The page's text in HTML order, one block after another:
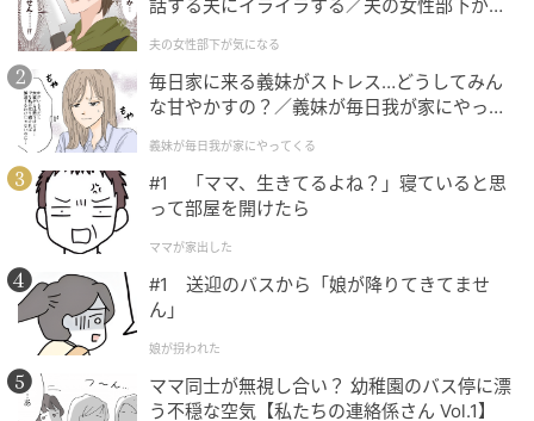
スタイリッシュで座り心地のよいソファが低価格で買えるから
です。店内が広く、商品数も多いのでじっくり選べることや、
実際に部屋に置いてあるイメージがしやすい商品展示をしてい
るのもポイントです。（33歳/女性）
第1位：ニトリ（170票）
そして第1位は、「ニトリ
ニトリは圧倒的な得票数でトップに選ばれています。
話する夫にイライラする／夫の女性部下が気
夫の女性部下が気になる
毎日家に来る義妹がストレス…どうしてみん
な甘やかすの？／義妹が毎日我が家にやって
が】
義妹が毎日我が家にやってくる
#1 「ママ、生きてるよね？」寝ていると思
って部屋を開けたら
ママが家出した
#1 送迎のバスから「娘が降りてきてませ
ん」
娘が拐われた
ママ同士が無視し合い？ 幼稚園のバス停に漂
う不穏な空気【私たちの連絡係さん Vol.1】